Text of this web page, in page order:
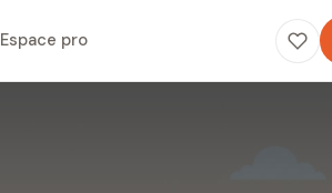
Espace pro